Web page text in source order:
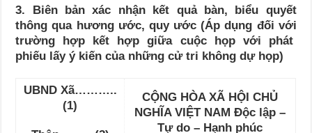
3. Biên bản xác nhận kết quả bàn, biểu quyết
thông qua hương ước, quy ước (Áp dụng đối với
trường hợp kết hợp giữa cuộc họp với phát
phiếu lấy ý kiến của những cử tri không dự họp)
UBND Xã………..
(1)
CỘNG HÒA XÃ HỘI CHỦ
NGHĨA VIỆT NAM Độc lập –
Tự do – Hạnh phúc